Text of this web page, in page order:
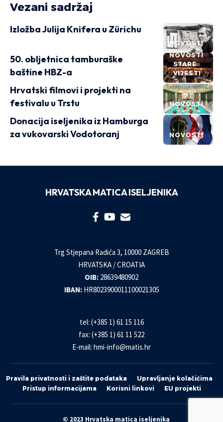
Vezani sadržaj
NOVOSTI
Izložba Julija Knifera u Zürichu
NOVOSTI
STARE
VIJESTI
50. obljetnica tamburaške
baštine HBZ-a
NOVOSTI
Hrvatski filmovi i projekti na
festivalu u Trstu
NOVOSTI
Donacija iseljenika iz Hamburga
za vukovarski Vodotoranj
HRVATSKA MATICA ISELJENIKA
Trg Stjepana Radića 3, 10000 ZAGREB
HRVATSKA / CROATIA
OIB: 28639480902
IBAN: HR8023900011100021305
tel: (+385 1) 61 15 116
fax: (+385 1) 61 11 522
E-mail: hmi-info@matis.hr
Pravila privatnosti i zaštite podataka
Upravljanje kolačićima
Pristup informacijama
Korisni linkovi EU projekti
© 2023 Hrvatska matica iseljenika